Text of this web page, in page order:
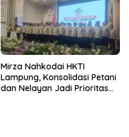
Mirza Nahkodai HKTI
Lampung, Konsolidasi Petani
dan Nelayan Jadi Prioritas